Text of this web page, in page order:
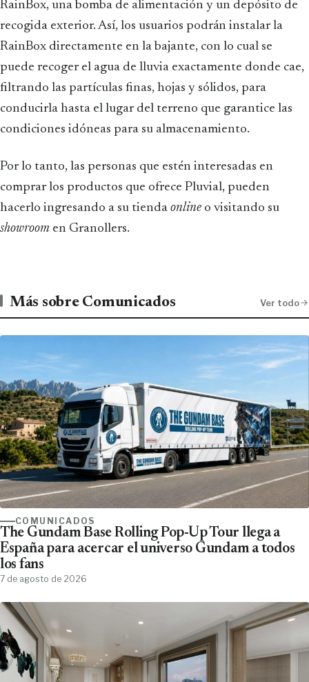
RainBox, una bomba de alimentación y un depósito de
recogida exterior. Así, los usuarios podrán instalar la
RainBox directamente en la bajante, con lo cual se
puede recoger el agua de lluvia exactamente donde cae,
filtrando las partículas finas, hojas y sólidos, para
conducirla hasta el lugar del terreno que garantice las
condiciones idóneas para su almacenamiento.
Por lo tanto, las personas que estén interesadas en
comprar los productos que ofrece Pluvial, pueden
hacerlo ingresando a su tienda online o visitando su
showroom en Granollers.
Más sobre Comunicados Ver todo
COMUNICADOS
The Gundam Base Rolling Pop-Up Tour llega a
España para acercar el universo Gundam a todos
los fans
7 de agosto de 2026